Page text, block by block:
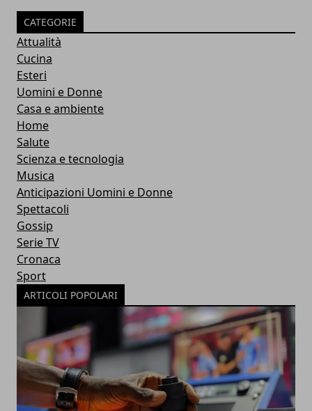
CATEGORIE
Attualità
Cucina
Esteri
Uomini e Donne
Casa e ambiente
Home
Salute
Scienza e tecnologia
Musica
Anticipazioni Uomini e Donne
Spettacoli
Gossip
Serie TV
Cronaca
Sport
ARTICOLI POPOLARI